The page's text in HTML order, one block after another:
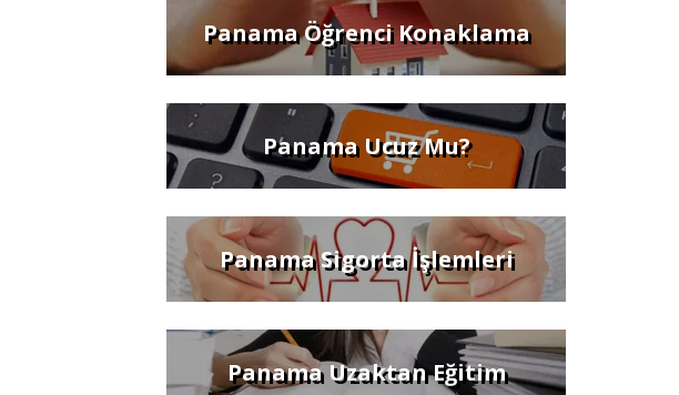
Panama Öğrenci Konaklama
Panama Ucuz Mu?
Panama Sigorta İşlemleri
Panama Uzaktan Eğitim